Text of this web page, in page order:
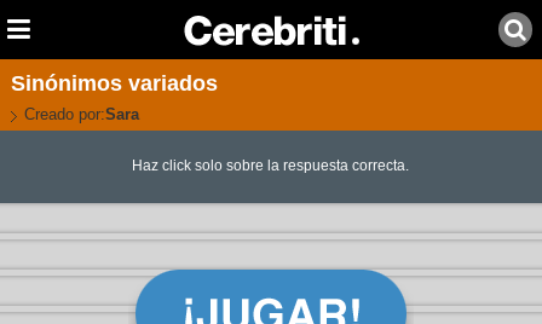
Sinónimos variados
Creado por:Sara
Haz click solo sobre la respuesta correcta.